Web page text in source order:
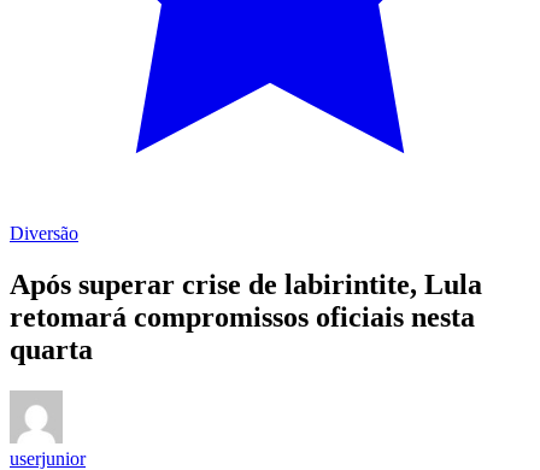
Diversão
Após superar crise de labirintite, Lula
retomará compromissos oficiais nesta
quarta
userjunior